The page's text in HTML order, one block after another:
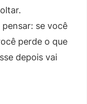
pensar: se você
perde o que
depois vai